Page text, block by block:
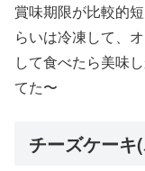
賞味期限が比較的
らいは冷凍して、
して食べたら美味
てた〜
チーズケーキ